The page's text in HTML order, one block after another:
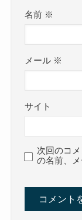
名前 ※
メール ※
サイト
次回のコ
の名前、